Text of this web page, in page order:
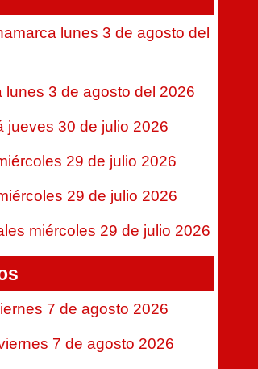
lunes 3 de agosto del
lunes 3 de agosto del 2026
jueves 30 de julio 2026
29 de julio 2026
29 de julio 2026
miércoles 29 de julio 2026
7 de agosto 2026
7 de agosto 2026